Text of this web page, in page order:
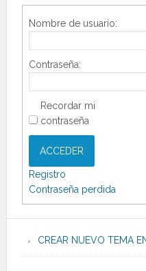
Nombre de usuario:
Contraseña:
Recordar mi
contraseña
ACCEDER
Registro
Contraseña perdida
CREAR NUEVO TEMA